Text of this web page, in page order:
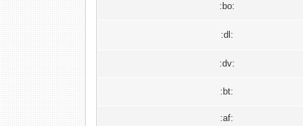
:bo:
:dl:
:dv:
:bt:
:af: